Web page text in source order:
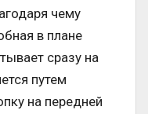
чему
в плане
сразу на
путем
на передней